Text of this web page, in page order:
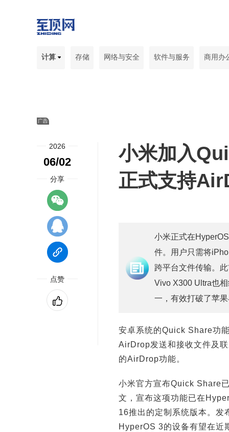
计算 存储 网络与安全 软件与服务 商用办
小米加入
正式支持
小米正式在
件。用户只需将
跨平台文件传输。
Vivo X300 Ultra也
一，有效打破了苹
安卓系统的Quick Share功
AirDrop发送和接收文件及
的AirDrop功能。
小米官方宣布Quick Share
文，宣布这项功能已在
16推出的定制系统版本。发
HyperOS 3的设备有望在近
2026
06/02
分享
点赞